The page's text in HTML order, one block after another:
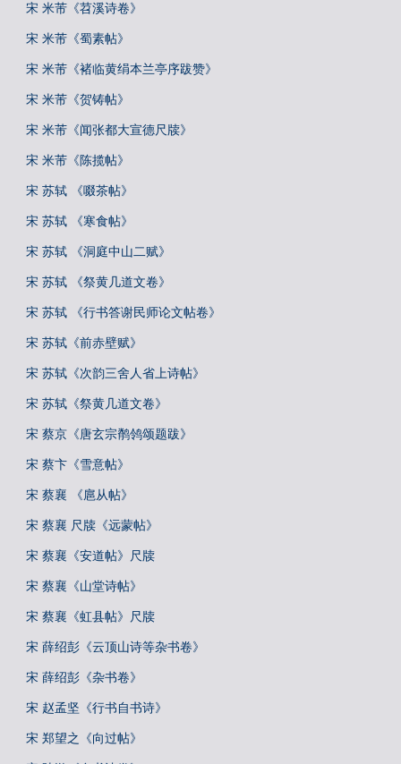
宋 米芾《苕溪诗卷》
宋 米芾《蜀素帖》
宋 米芾《褚临黄绢本兰亭序跋赞》
宋 米芾《贺铸帖》
宋 米芾《闻张都大宣德尺牍》
宋 米芾《陈揽帖》
宋 苏轼 《啜茶帖》
宋 苏轼 《寒食帖》
宋 苏轼 《洞庭中山二赋》
宋 苏轼 《祭黄几道文卷》
宋 苏轼 《行书答谢民师论文帖卷》
宋 苏轼《前赤壁赋》
宋 苏轼《次韵三舍人省上诗帖》
宋 苏轼《祭黄几道文卷》
宋 蔡京《唐玄宗鹡鸰颂题跋》
宋 蔡卞《雪意帖》
宋 蔡襄 《扈从帖》
宋 蔡襄 尺牍《远蒙帖》
宋 蔡襄《安道帖》尺牍
宋 蔡襄《山堂诗帖》
宋 蔡襄《虹县帖》尺牍
宋 薛绍彭《云顶山诗等杂书卷》
宋 薛绍彭《杂书卷》
宋 赵孟坚《行书自书诗》
宋 郑望之《向过帖》